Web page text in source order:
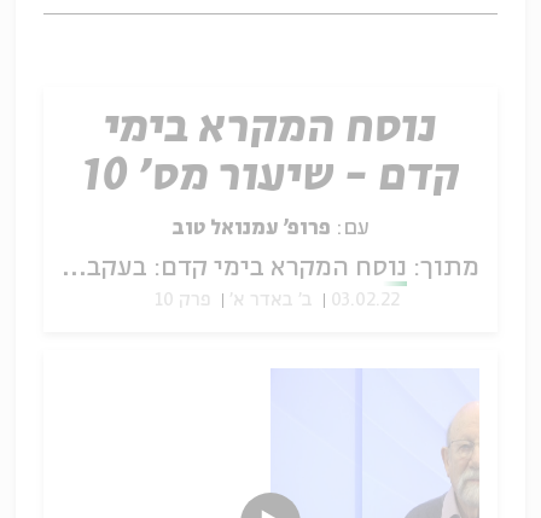
נוסח המקרא בימי
קדם - שיעור מס' 10
עם: פרופ' עמנואל טוב
מתוך: נוסח המקרא בימי קדם: בעקבות הנוסח הקדום של התנך
03.02.22 ב' באדר א' פרק 10